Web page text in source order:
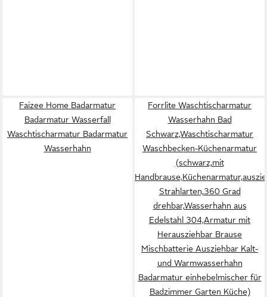
Faizee Home Badarmatur
Badarmatur Wasserfall
Waschtischarmatur Badarmatur
Wasserhahn
Forrlite Waschtischarmatur
Wasserhahn Bad
Schwarz,Waschtischarmatur
Waschbecken-Küchenarmatur
(schwarz,mit
Strahlarten,360 Grad
drehbar,Wasserhahn aus
Edelstahl 304,Armatur mit
Herausziehbar Brause
Mischbatterie Ausziehbar Kalt-
und Warmwasserhahn
Badarmatur einhebelmischer für
Badzimmer Garten Küche)